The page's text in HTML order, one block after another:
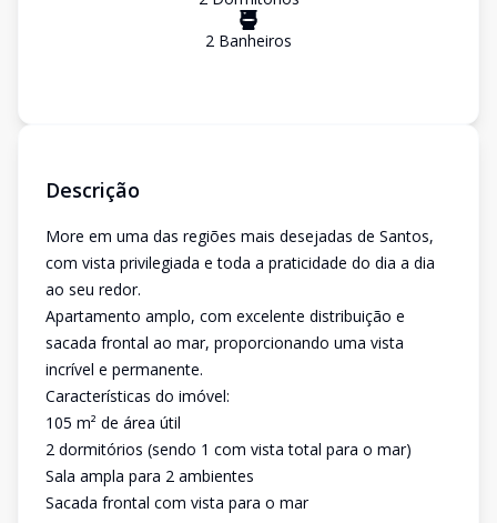
2 Banheiros
Descrição
More em uma das regiões mais desejadas de Santos,
com vista privilegiada e toda a praticidade do dia a dia
ao seu redor.
Apartamento amplo, com excelente distribuição e
sacada frontal ao mar, proporcionando uma vista
incrível e permanente.
Características do imóvel:
105 m² de área útil
2 dormitórios (sendo 1 com vista total para o mar)
Sala ampla para 2 ambientes
Sacada frontal com vista para o mar